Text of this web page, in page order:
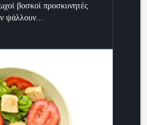
βοσκοί προσκυνητές
ψάλλουν...